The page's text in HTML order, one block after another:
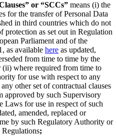
or “SCCs” means (i) the
for the transfer of Personal Data
in third countries which do not
protection as set out in Regulation
Parliament and of the
as available here as updated,
from time to time by the
(ii) where required from time to
for use with respect to any
other set of contractual clauses
approved by such Supervisory
for use in respect of such
amended, replaced or
by such Regulatory Authority or
;